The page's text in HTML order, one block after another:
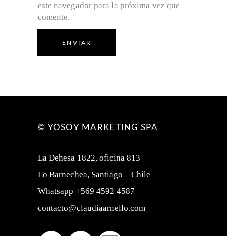
este navegador para la próxima vez que
comente.
ENVIAR
© YOSOY MARKETING SPA
La Dehesa 1822, oficina 813
Lo Barnechea, Santiago – Chile
Whatsapp +569 4592 4587
contacto@claudiaarnello.com